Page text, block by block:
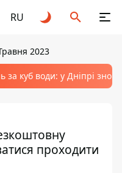
RU
2023
за куб води: у Дніпрі
проходити